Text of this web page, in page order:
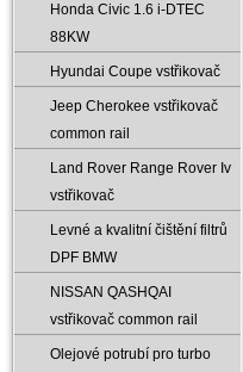
Honda Civic 1.6 i-DTEC
88KW
Hyundai Coupe vstřikovač
Jeep Cherokee vstřikovač
common rail
Land Rover Range Rover Iv
vstřikovač
Levné a kvalitní čištění filtrů
DPF BMW
NISSAN QASHQAI
vstřikovač common rail
Olejové potrubí pro turbo